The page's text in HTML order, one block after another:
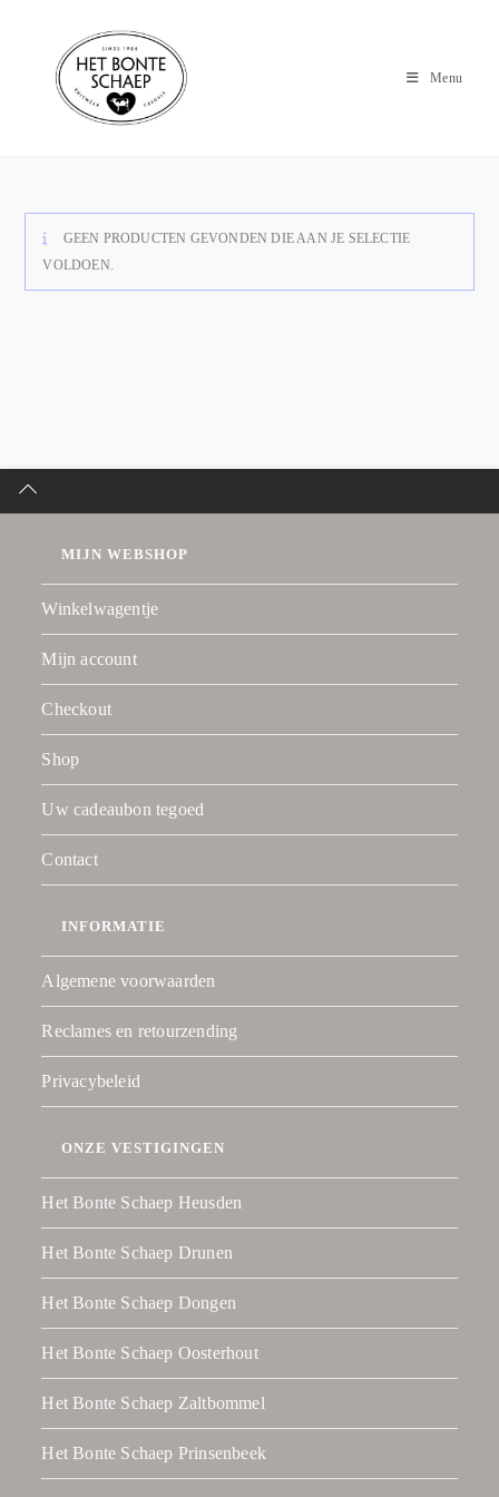
Menu
GEEN PRODUCTEN GEVONDEN DIE AAN JE SELECTIE
VOLDOEN.
MIJN WEBSHOP
Winkelwagentje
Mijn account
Checkout
Shop
Uw cadeaubon tegoed
Contact
INFORMATIE
Algemene voorwaarden
Reclames en retourzending
Privacybeleid
ONZE VESTIGINGEN
Het Bonte Schaep Heusden
Het Bonte Schaep Drunen
Het Bonte Schaep Dongen
Het Bonte Schaep Oosterhout
Het Bonte Schaep Zaltbommel
Het Bonte Schaep Prinsenbeek